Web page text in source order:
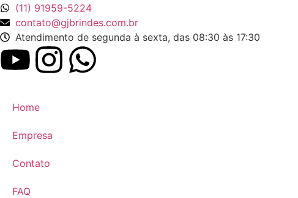
(11) 91959-5224
contato@gjbrindes.com.br
Atendimento de segunda à sexta, das 08:30 às 17:30
Home
Empresa
Contato
FAQ